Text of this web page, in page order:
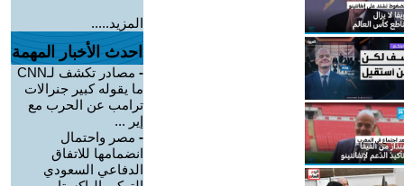
المزيد.....
احدث الأخبار المهمة
-
مصادر تكشف لـCNN
ما يقوله كبير جنرالات
ترامب عن الحرب مع
إير ...
- مصر واحتمال
انضمامها للاتفاق
الدفاعي السعودي